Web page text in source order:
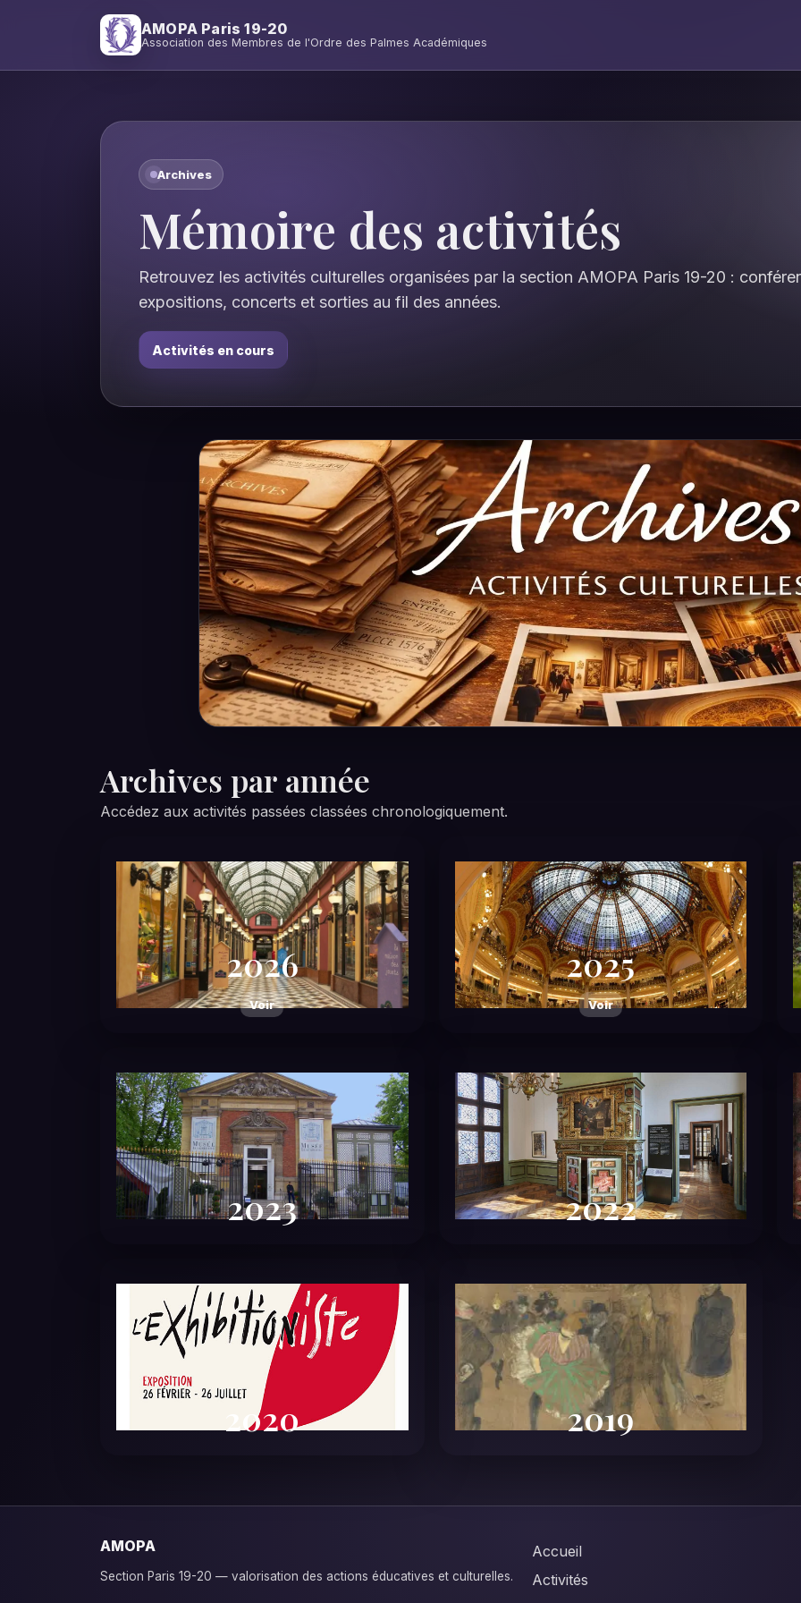
AMOPA Paris 19-20
Association des Membres de l'Ordre des Palmes Académiques
Archives
Mémoire des activités
Retrouvez les activités culturelles organisées par la section AMOPA Paris 19-20 :
expositions, concerts et sorties au fil des années.
Activités en cours
Archives par année
Accédez aux activités passées classées chronologiquement.
2026
Voir
2025
Voir
2023 2022
2020 2019
AMOPA
Section Paris 19-20 — valorisation des actions éducatives et culturelles.
Accueil
Activités